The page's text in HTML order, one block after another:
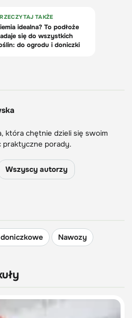
która chętnie dzieli się swoim
praktyczne porady.
Wszyscy autorzy
Nawozy